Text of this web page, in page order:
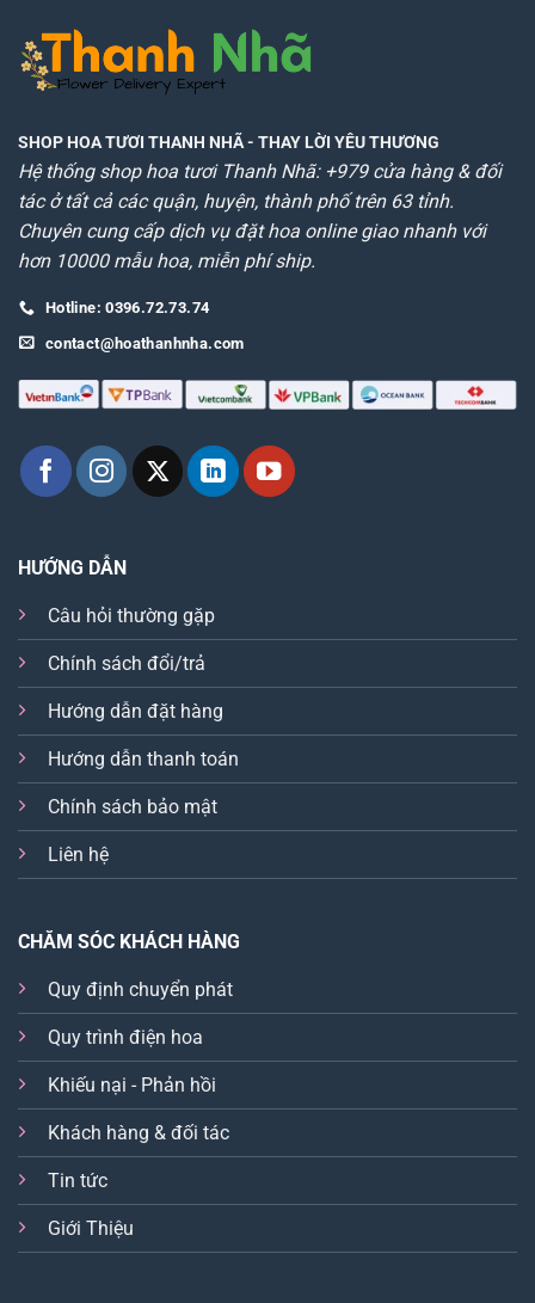
SHOP HOA TƯƠI THANH NHÃ- THAY LỜI YÊU THƯƠNG
Hệ thống shop hoa tươi Thanh Nhã: +979 cửa hàng & đối
tác ở tất cả các quận, huyện, thành phố trên 63 tỉnh.
Chuyên cung cấp dịch vụ đặt hoa online giao nhanh với
hơn 10000 mẫu hoa, miễn phí ship.
Hotline: 0396.72.73.74
contact@hoathanhnha.com
HƯỚNG DẪN
Câu hỏi thường gặp
Chính sách đổi/trả
Hướng dẫn đặt hàng
Hướng dẫn thanh toán
Chính sách bảo mật
Liên hệ
CHĂM SÓC KHÁCH HÀNG
Quy định chuyển phát
Quy trình điện hoa
Khiếu nại - Phản hồi
Khách hàng & đối tác
Tin tức
Giới Thiệu